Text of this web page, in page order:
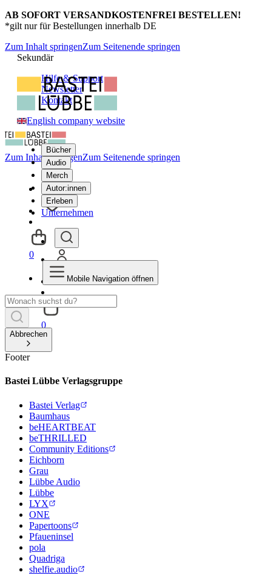
AB SOFORT VERSANDKOSTENFREI BESTELLEN!
*gilt nur für Bestellungen innerhalb DE
Zum Inhalt springenZum Seitenende springen
Sekundär
Hilfe & Support
Newsletter
Kontakt
English company website
Bücher
Audio
Merch
Autor:innen
Erleben
Unternehmen
0
Zum Inhalt springenZum Seitenende springen
0
Mobile Navigation öffnen
Abbrechen
Footer
Bastei Lübbe Verlagsgruppe
Bastei Verlag
Baumhaus
beHEARTBEAT
beTHRILLED
Community Editions
Eichborn
Grau
Lübbe Audio
Lübbe
LYX
ONE
Papertoons
Pfaueninsel
pola
Quadriga
shelfie.audio